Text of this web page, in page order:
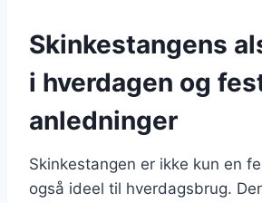
Skinkestangens
i hverdagen og
anledninger
Skinkestangen er ikke kun en
også ideel til hverdagsbrug.